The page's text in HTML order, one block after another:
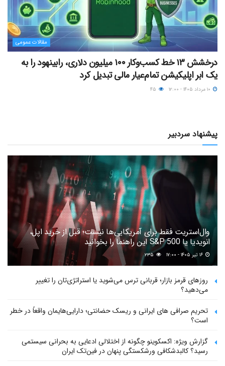
مقالات عمومی
درخشش ۱۳ خط کسب‌وکار ۱۰۰ میلیون دلاری، رابینهود را به
یک ابر اپلیکیشن تمام‌عیار مالی تبدیل کرد
پیشنهاد سردبیر
وال‌استریت فقط برای آمریکایی‌ها نیست؛ قبل از خرید اپل،
انویدیا یا S&P 500 این راهنما را بخوانید
۲۳۵
روزهای قرمز بازار؛ قربانی ترس می‌شوید یا استراتژی‌تان را تغییر
می‌دهید؟
تحریم صرافی های ایرانی و ریسک حضانتی؛ دارایی‌هایمان واقعاً در خطر
است؟
گزارش ویژه: اکسکوینو چگونه از اختلالی ادعایی به بحرانی سیستمی
رسید؟ کالبدشکافی ورشکستگی پنهان در فین‌تک ایران